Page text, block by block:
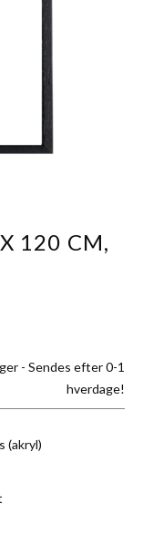
imageimage
120 CM,
(akryl)
- Sendes efter 0-1
hverdage!